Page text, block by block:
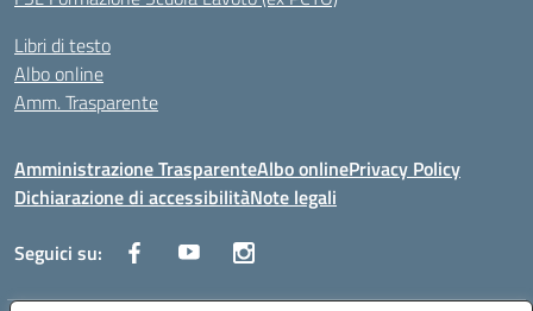
Libri di testo
Albo online
Amm. Trasparente
Amministrazione TrasparenteAlbo onlinePrivacy Policy
Dichiarazione di accessibilitàNote legali
Seguici su: